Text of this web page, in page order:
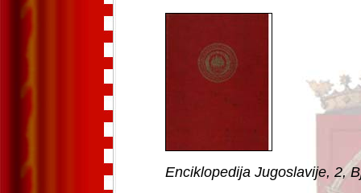
Enciklopedija Jugoslavije, 2,